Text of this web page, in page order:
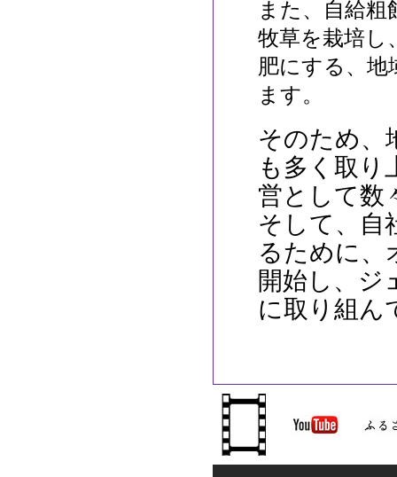
また、自給
牧草を栽培し
肥にする、地
ます。
そのため、
も多く取り
営として数
そして、自
るために、
開始し、ジ
に取り組ん